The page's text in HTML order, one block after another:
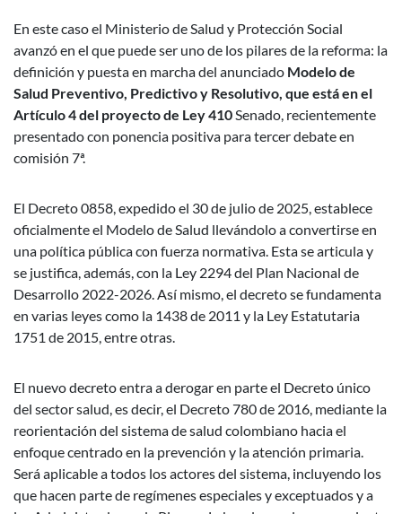
En este caso el Ministerio de Salud y Protección Social
avanzó en el que puede ser uno de los pilares de la reforma: la
definición y puesta en marcha del anunciado Modelo de
Salud Preventivo, Predictivo y Resolutivo, que está en el
Artículo 4 del proyecto de Ley 410Senado, recientemente
presentado con ponencia positiva para tercer debate en
comisión 7ª.
El Decreto 0858, expedido el 30 de julio de 2025, establece
oficialmente el Modelo de Salud llevándolo a convertirse en
una política pública con fuerza normativa. Esta se articula y
se justifica, además, con la Ley 2294 del Plan Nacional de
Desarrollo 2022-2026. Así mismo, el decreto se fundamenta
en varias leyes como la 1438 de 2011 y la Ley Estatutaria
1751 de 2015, entre otras.
El nuevo decreto entra a derogar en parte el Decreto único
del sector salud, es decir, el Decreto 780 de 2016, mediante la
reorientación del sistema de salud colombiano hacia el
enfoque centrado en la prevención y la atención primaria.
Será aplicable a todos los actores del sistema, incluyendo los
que hacen parte de regímenes especiales y exceptuados y a